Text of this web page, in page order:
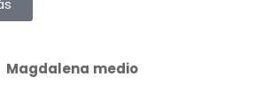
Magdalena medio